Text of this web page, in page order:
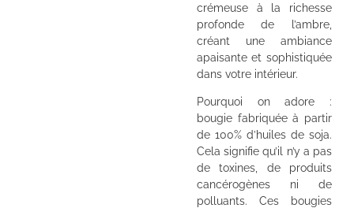
crémeuse à la richesse
profonde de l’ambre,
créant une ambiance
apaisante et sophistiquée
dans votre intérieur.
Pourquoi on adore :
bougie fabriquée à partir
de 100% d’huiles de soja.
Cela signifie qu’il n’y a pas
de toxines, de produits
cancérogènes ni de
polluants. Ces bougies